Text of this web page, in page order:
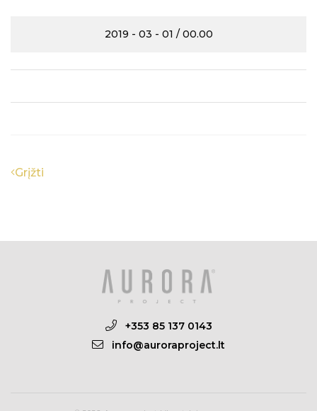
2019 - 03 - 01 / 00.00
Grįžti
+353 85 137 0143
info@auroraproject.lt